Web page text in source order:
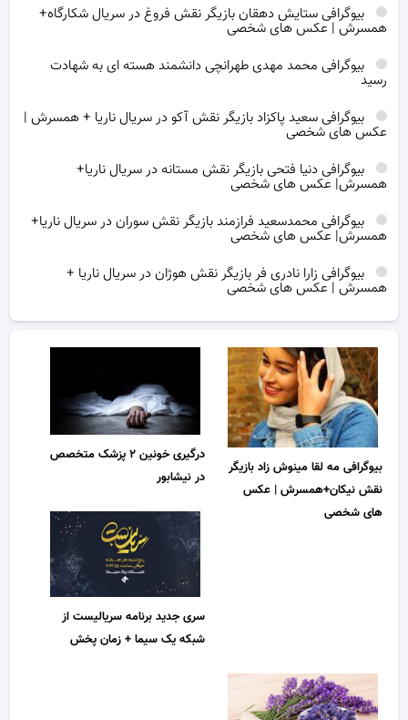
بیوگرافی ستایش دهقان بازیگر نقش فروغ در سریال شکارگاه+
همسرش | عکس های شخصی
بیوگرافی محمد مهدی طهرانچی دانشمند هسته ای به شهادت
رسید
بیوگرافی سعید پاکزاد بازیگر نقش آکو در سریال ناریا + همسرش |
عکس های شخصی
بیوگرافی دنیا فتحی بازیگر نقش مستانه در سریال ناریا+
همسرش| عکس های شخصی
بیوگرافی محمدسعید فرازمند بازیگر نقش سوران در سریال ناریا+
همسرش| عکس های شخصی
بیوگرافی زارا نادری فر بازیگر نقش هوژان در سریال ناریا +
همسرش | عکس های شخصی
بیوگرافی مه لقا مینوش زاد بازیگر
نقش نیکان+همسرش | عکس
های شخصی
درگیری خونین ۲ پزشک متخصص
در نیشابور
سری جدید برنامه سریالیست از
شبکه یک سیما + زمان پخش